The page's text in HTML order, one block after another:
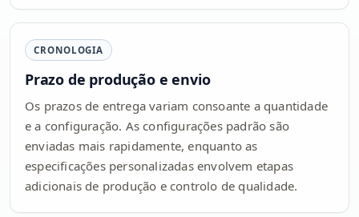
CRONOLOGIA
Prazo de produção e envio
Os prazos de entrega variam consoante a quantidade
e a configuração. As configurações padrão são
enviadas mais rapidamente, enquanto as
especificações personalizadas envolvem etapas
adicionais de produção e controlo de qualidade.